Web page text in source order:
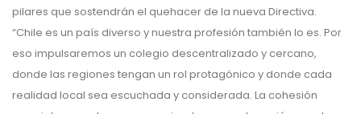
pilares que sostendrán el quehacer de la nueva Directiva.
“Chile es un país diverso y nuestra profesión también lo es. Por
eso impulsaremos un colegio descentralizado y cercano,
donde las regiones tengan un rol protagónico y donde cada
realidad local sea escuchada y considerada. La cohesión